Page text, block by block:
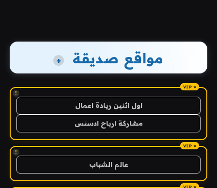
مواقع صديقة +
!
اول اثنين ريادة اعمال
مشاركة ارباح ادسنس
!
عالم الشباب